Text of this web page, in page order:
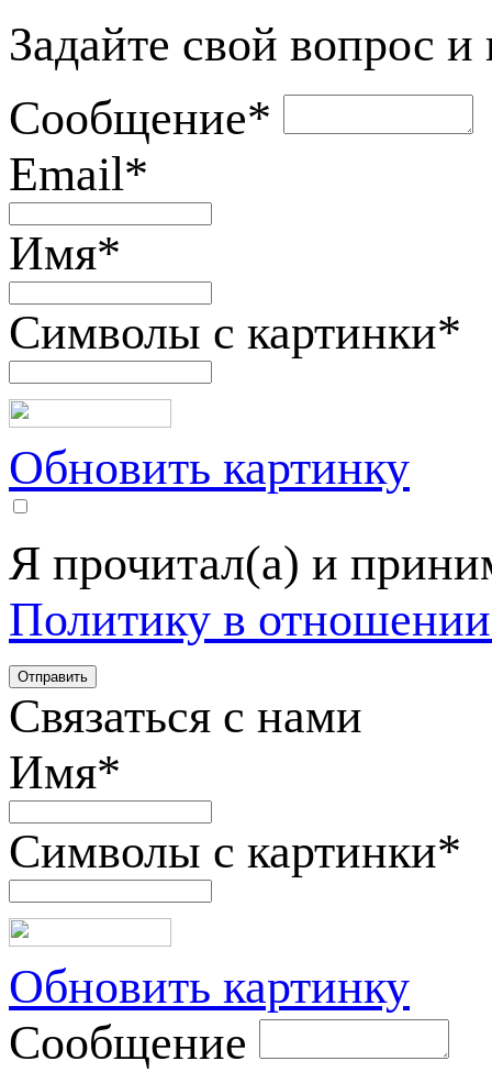
Задайте свой вопрос
Сообщение*
Email*
Имя*
Символы с картинки*
Обновить картинку
Я прочитал(а) и
Политику в
Связаться с нами
Имя*
Символы с картинки*
Обновить картинку
Сообщение